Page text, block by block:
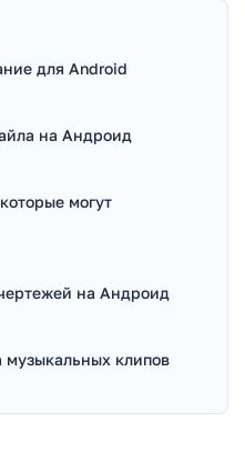
для Android
на Андроид
могут
на Андроид
клипов